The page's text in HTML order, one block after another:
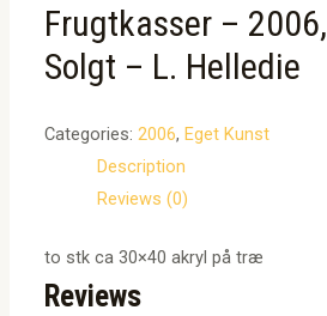
Frugtkasser –
Solgt – L. Helledie
Categories:2006,Eget Kunst
Description
Reviews (0)
to stk ca 30×40 akryl på træ
Reviews